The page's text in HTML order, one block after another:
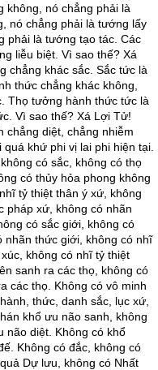
không, nó chẳng phải là
nó chẳng phải là tướng lấy
phải là tướng tạo tác. Các
liễu biệt. Vì sao thế? Xá
chẳng khác sắc. Sắc tức là
thức chẳng khác không,
Thọ tưởng hành thức tức là
Vì sao thế? Xá Lợi Tử!
chẳng diệt, chẳng nhiễm
khứ phi vị lai phi hiện tại.
có sắc, không có thọ
có thủy hỏa phong không
tỷ thiệt thân ý xứ, không
pháp xứ, không có nhãn
có sắc giới, không có
nhãn thức giới, không có nhĩ
không có nhĩ tỷ thiệt
sanh ra các thọ, không có
các thọ. Không có vô minh
thức, danh sắc, lục xứ,
khổ ưu não sanh, không
não diệt. Không có khổ
Không có đắc, không có
Dự lưu, không có Nhất